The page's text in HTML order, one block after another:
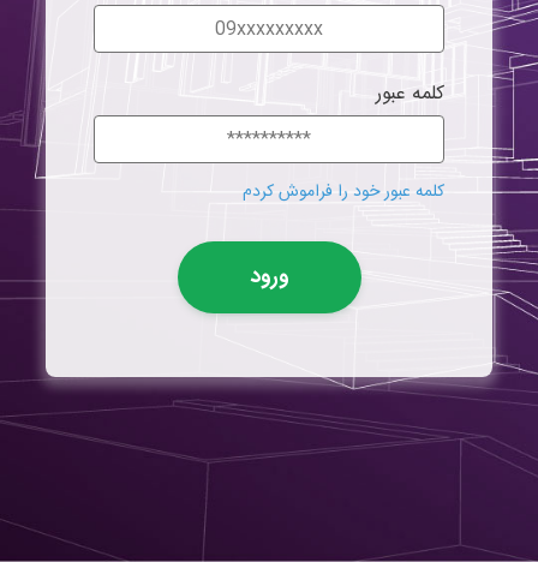
کلمه عبور
کلمه عبور خود را فراموش کردم